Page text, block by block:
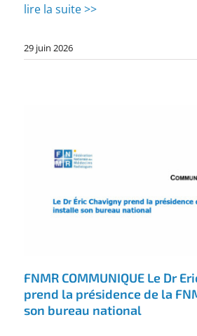
lire la suite >>
29 juin 2026
FNMR COMMUNIQUE Le Dr
prend la présidence de la
son bureau national